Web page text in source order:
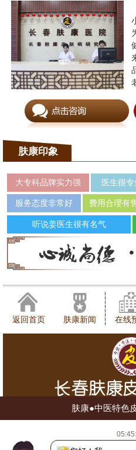
肤康印象
大专科品牌实力强 医生很专
服务态度非常好 费用合理有
听说姜医生很有名气
返回首页 肤康新闻 在线
地址：长春市朝阳区西
肤康●中医特色